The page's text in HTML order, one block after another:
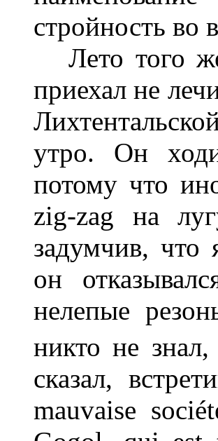
стройность во
Лето того
приехал не
утро. Он
потому что
zig-zag на
задумчив, что
он
нелепые
никто не
сказал,
mauvaise